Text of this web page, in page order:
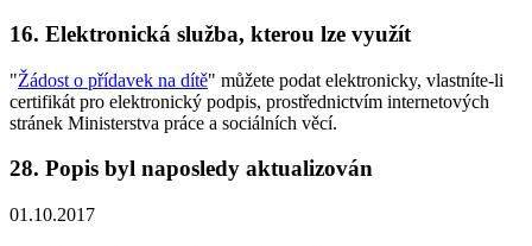
16. Elektronická služba, kterou lze využít
"Žádost o přídavek na dítě" můžete podat elektronicky, vlastníte-li
certifikát pro elektronický podpis, prostřednictvím internetových
stránek Ministerstva práce a sociálních věcí.
28. Popis byl naposledy aktualizován
01.10.2017